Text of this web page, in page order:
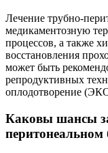
Лечение трубно-
медикаментозную
процессов, а также
восстановления
может быть
репродуктивных
оплодотворение
Каковы шансы
перитонеальном